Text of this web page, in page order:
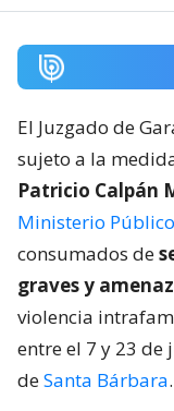
El Juzgado de
sujeto a la
Patricio Calpán
Ministerio Público
consumados de
graves y
violencia
entre el 7 y 23 de
deSanta Bárbara.